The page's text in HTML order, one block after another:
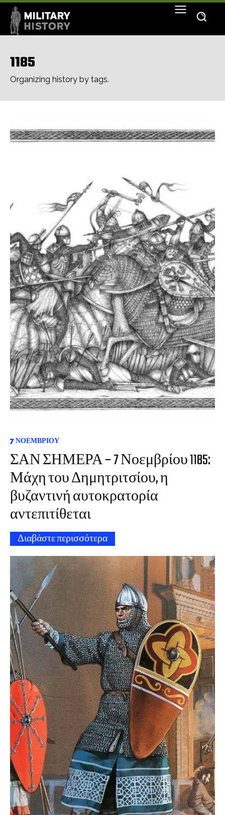
1185
Organizing history by tags.
7 ΝΟΕΜΒΡΊΟΥ
ΣΑΝ ΣΗΜΕΡΑ – 7 Νοεμβρίου 1185:
Μάχη του Δημητριτσίου, η
βυζαντινή αυτοκρατορία
αντεπιτίθεται
Διαβάστε περισσότερα